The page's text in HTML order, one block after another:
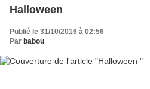
Halloween
Publié le 31/10/2016 à 02:56
Par babou